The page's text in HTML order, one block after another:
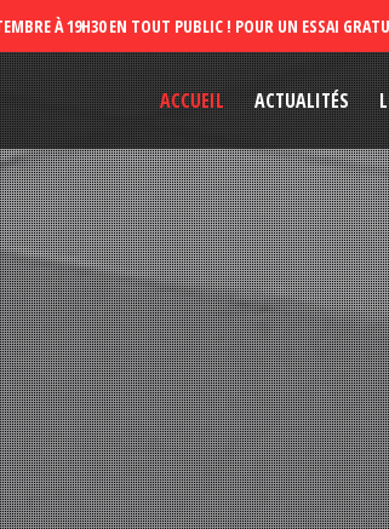
ACCUEIL ACTUALITÉS